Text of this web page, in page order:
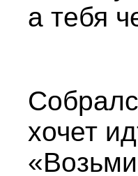
а тебя
хочет